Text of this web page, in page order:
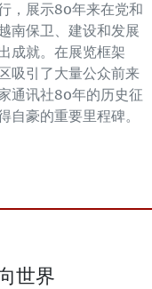
，展示80年来在党和
南保卫、建设和发展
成就。在展览框架
吸引了大量公众前来
通讯社80年的历史征
自豪的重要里程碑。
世界